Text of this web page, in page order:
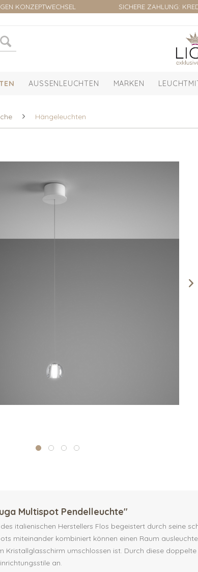
KONZEPTWECHSEL SICHERE ZAHLUNG:
AUSSENLEUCHTEN MARKEN
Hängeleuchten
Multispot Pendelleuchte"
italienischen Herstellers Flos begeistert durch seine
miteinander kombiniert können einen Raum
Kristallglasschirm umschlossen ist. Durch diese
an.